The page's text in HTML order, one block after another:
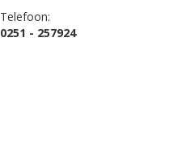
Telefoon:
0251 - 257924